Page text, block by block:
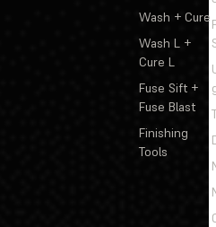
Wash + Cure
Wash L +
Cure L
Fuse Sift +
Fuse Blast
Finishing
Tools